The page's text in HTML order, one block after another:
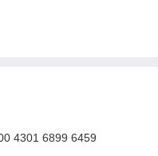
4301 6899 6459